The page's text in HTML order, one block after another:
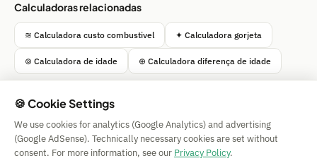
Calculadoras relacionadas
≋ Calculadora custo combustivel ✦ Calculadora gorjeta
⊚ Calculadora de idade ⊕ Calculadora diferença de idade
Simple Calculator
Impressum
| Privacy | Terms |
🍪 Cookies
🍪 Cookie Settings
We use cookies for analytics (Google Analytics) and advertising
(Google AdSense). Technically necessary cookies are set without
consent. For more information, see our Privacy Policy.